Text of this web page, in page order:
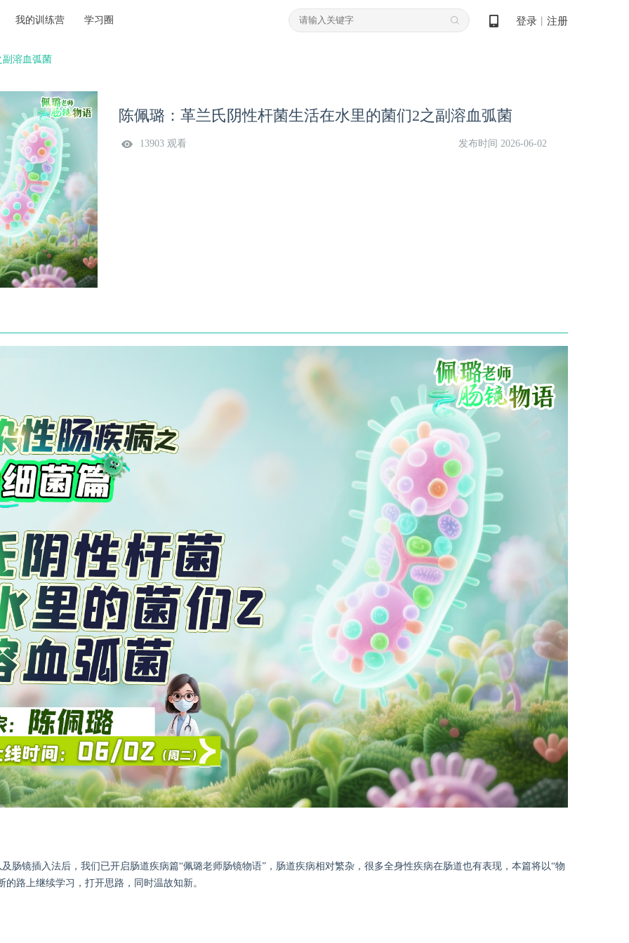
我的训练营 学习圈 登录 注册
副溶血弧菌
陈佩璐：革兰氏阴性杆菌生活在水里的菌们2之副溶血弧菌
13903 观看 发布时间 2026-06-02
肠镜插入法后，我们已开启肠道疾病篇“佩璐老师肠镜物语”，肠道疾病相对繁杂，很多全身性疾病在肠道也有表现，本篇将以“物
路上继续学习，打开思路，同时温故知新。